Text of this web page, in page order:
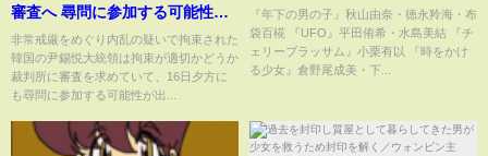
審査へ 尋問に参加する可能性も
#shorts
非常戒厳をめぐり内乱の疑いで拘束された
韓国の尹錫悦大統領は拘束が適切かどうか
裁判所に審査を求めていて、16日夕方に
も尋問に参加する可能性が出...
『年下の男の子』秋山由奈・徳永羚海・布
袋百椛 『UFO』平田侑希・水島美結 『チ
ェリーブラッサム』小栗有以 『時をかけ
る少女』倉野尾成美・下...